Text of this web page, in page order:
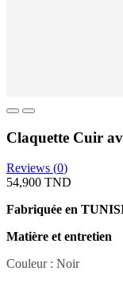
Claquette Cuir
Reviews (0)
54,900 TND
Fabriquée en
Matière et entretien
Couleur : Noir